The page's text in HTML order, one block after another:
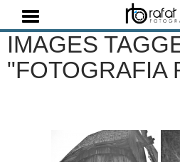
IMAGES
"FOTOGRAFIA